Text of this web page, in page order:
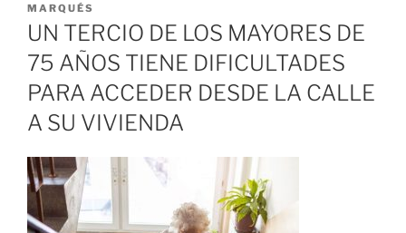
MARQUÉS
UN TERCIO DE LOS MAYORES DE
75 AÑOS TIENE DIFICULTADES
PARA ACCEDER DESDE LA CALLE
A SU VIVIENDA